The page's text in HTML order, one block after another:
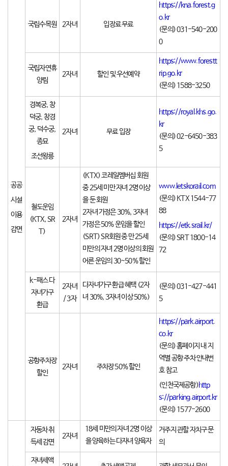
공공
시설
이용
감면
국립수목원 2자녀 입장료 무료
https://kna.forest.g
o.kr
(문의) 031-540-200
0
국립자연휴
양림
2자녀 할인 및 우선예약
https://www.forestt
rip.go.kr
(문의) 1588-3250
경복궁, 창
덕궁, 창경
궁, 덕수궁,
종묘
조선왕릉
2자녀 무료 입장
https://royal.khs.go.
kr
(문의) 02-6450-383
5
철도운임
(KTX, SR
T)
2자녀
(KTX) 코레일멤버십 회원
중 25세 미만 자녀 2명 이상
을 둔 회원
2자녀 가정은 30%, 3자녀
가정은 50% 운임을 할인
(SRT) SR회원 중 만 25세
미만의 자녀 2명 이상의 회원
어른 운임의 30~50% 할인
www.letskorail.com
(문의) KTX 1544-77
88
https://etk.srail.kr/
(문의) SRT 1800-14
72
k-패스 다
자녀가구
환급
2자녀
/ 3자
다자녀가구 환급 혜택 (2자
녀 30%, 3자녀 이상 50%)
(문의) 031-427-441
5
공항주차장
할인
2자녀 주차장 50% 할인
https://park.airport.
co.kr
(문의) 홈페이지 내 지
역별 공항 주차 안내번
호 참고
(인천국제공항)http
s://parking.airport.kr
(문의) 1577-2600
자동차 취
득세 감면
2자녀
18세 미만의 자녀 2명 이상
을 양육하는 다자녀 양육자
거주지 관할 자치구 문
의
자녀세액